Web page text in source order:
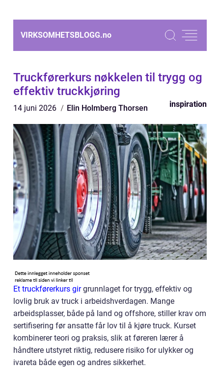
VIRKSOMHETSBLOGG.no
Truckførerkurs nøkkelen til trygg og
effektiv truckkjøring
14 juni 2026 Elin Holmberg Thorsen inspiration
Et truckførerkurs girgrunnlaget for trygg, effektiv og
lovlig bruk av truck i arbeidshverdagen. Mange
arbeidsplasser, både på land og offshore, stiller krav om
sertifisering før ansatte får lov til å kjøre truck. Kurset
kombinerer teori og praksis, slik at føreren lærer å
håndtere utstyret riktig, redusere risiko for ulykker og
ivareta både egen og andres sikkerhet.